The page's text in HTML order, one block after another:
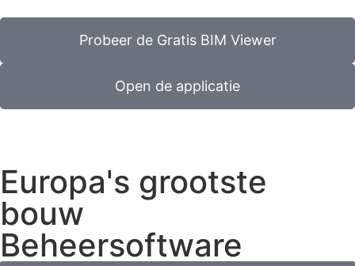
Probeer de Gratis BIM Viewer
Open de applicatie
Europa's grootste
bouw
Beheersoftware